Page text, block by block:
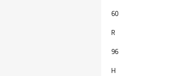
60
R
96
H